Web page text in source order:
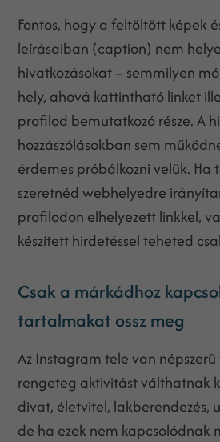
Fontos, hogy a feltöltött képek
leírásaiban (caption) nem
hivatkozásokat – semmilyen
hely, ahová kattintható linket
profilod bemutatkozó része. A
hozzászólásokban sem
érdemes próbálkozni velük.
szeretnéd webhelyedre
profilodon elhelyezett linkkel,
készített hirdetéssel teheted
Csak a márkádhoz
tartalmakat ossz meg
Az Instagram tele van
rengeteg aktivitást válthatnak
divat, életvitel, lakberendezés,
de ha ezek nem kapcsolódnak